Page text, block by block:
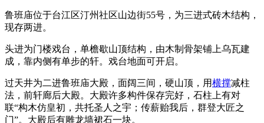
鲁班庙位于台江区汀州社区山边街55号，为三进式砖木结构，
现存两进。
头进为门楼戏台，单檐歇山顶结构，由木制骨架铺上乌瓦建
成，靠内侧有单步的轩。戏台地面可开启。
过天井为二进鲁班庙大殿，面阔三间，硬山顶，用横撑减柱
法，前轩廊后大殿。大殿许多构件保存完好，石柱上有对
联“构木仿皇初，共托圣人之宇；传薪贻我后，群登大匠之
门”。大殿后有雕龙墙裙石一块。